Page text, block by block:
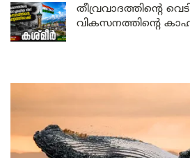
തീവ്രവാദത്തിന്റെ
വികസനത്തിന്റെ